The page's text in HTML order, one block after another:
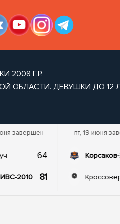
2008 Г.Р.
ОБЛАСТИ. ДЕВУШКИ ДО 12
завершен
64
2010 81
пт, 19 июня
Корсаков-